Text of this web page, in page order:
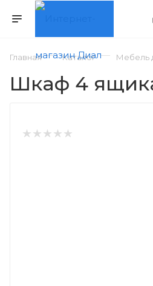
Главная — Каталог — Мебель
Шкаф 4